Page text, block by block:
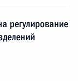
регулирование